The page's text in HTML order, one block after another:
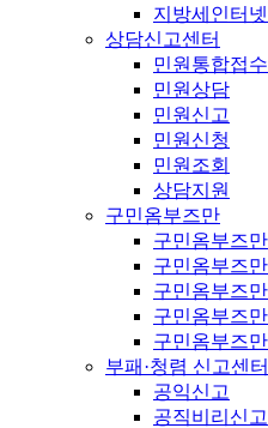
지방세인터
상담신고센터
민원통합접
민원상담
민원신고
민원신청
민원조회
상담지원
구민옴부즈만
구민옴부즈
구민옴부즈
구민옴부즈
구민옴부즈
구민옴부즈
부패·청렴 신고센터
공익신고
공직비리신고